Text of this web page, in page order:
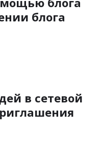
блога
в сетевой